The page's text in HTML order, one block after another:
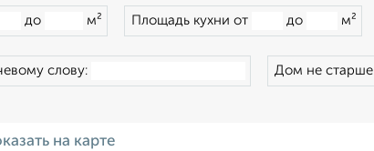
до м² Площадь кухни от до м²
слову: Дом не старше
на карте